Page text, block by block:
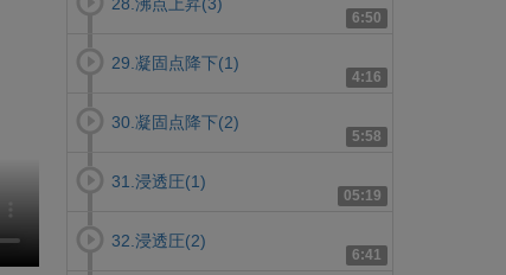
6:50
4:16
29.凝固点降下(1)
5:58
30.凝固点降下(2)
05:19
31.浸透圧(1)
6:41
32.浸透圧(2)